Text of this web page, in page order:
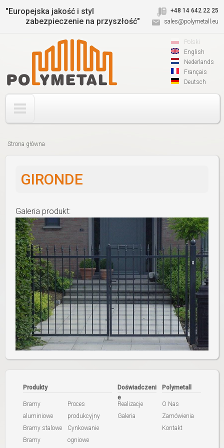
Jump to navigation
"Europejska jakość i styl
zabezpieczenie na przyszłość"
+48 14 642 22 25
sales@polymetall.eu
Polski
English
Nederlands
Français
Deutsch
tutaj
Strona główna
GIRONDE
Galeria produkt:
Produkty
Bramy
aluminiowe
Bramy stalowe
Bramy
Proces
produkcyjny
Cynkowanie
ogniowe
Doświadczeni
e
Realizacje
Galeria
Polymetall
O Nas
Zamówienia
Kontakt